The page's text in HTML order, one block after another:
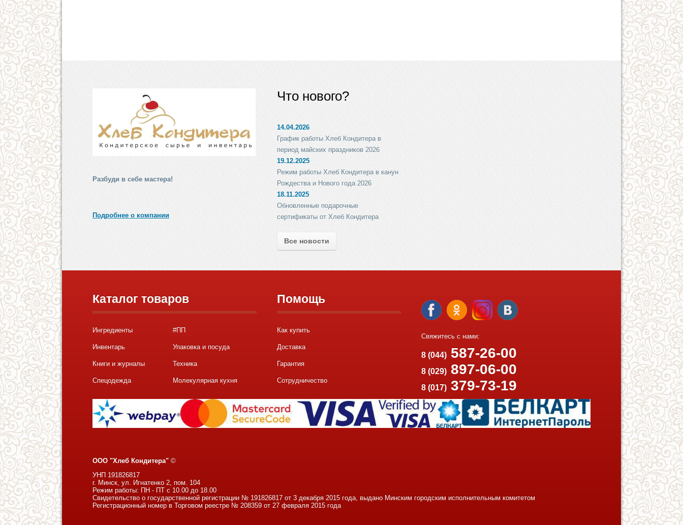
Разбуди в себе мастера!
Подробнее о компании
Что нового?
14.04.2026
График работы Хлеб Кондитера в
период майских праздников 2026
19.12.2025
Режим работы Хлеб Кондитера в канун
Рождества и Нового года 2026
18.11.2025
Обновленные подарочные
сертификаты от Хлеб Кондитера
Все новости
Каталог товаров
Ингредиенты #ПП
Инвентарь Упаковка и посуда
Книги и журналы Техника
Спецодежда Молекулярная кухня
Помощь
Как купить
Доставка
Гарантия
Сотрудничество
Свяжитесь с нами:
8 (044)587-26-00
8 (029)897-06-00
8 (017) 379-73-19
ООО "Хлеб Кондитера" ©
УНП 191826817
г. Минск, ул. Игнатенко 2, пом. 104
Режим работы: ПН - ПТ с 10.00 до 18.00
Свидетельство о государственной регистрации № 191826817 от 3 декабря 2015 года, выдано Минским городским исполнительным комитетом
Регистрационный номер в Торговом реестре № 208359 от 27 февраля 2015 года